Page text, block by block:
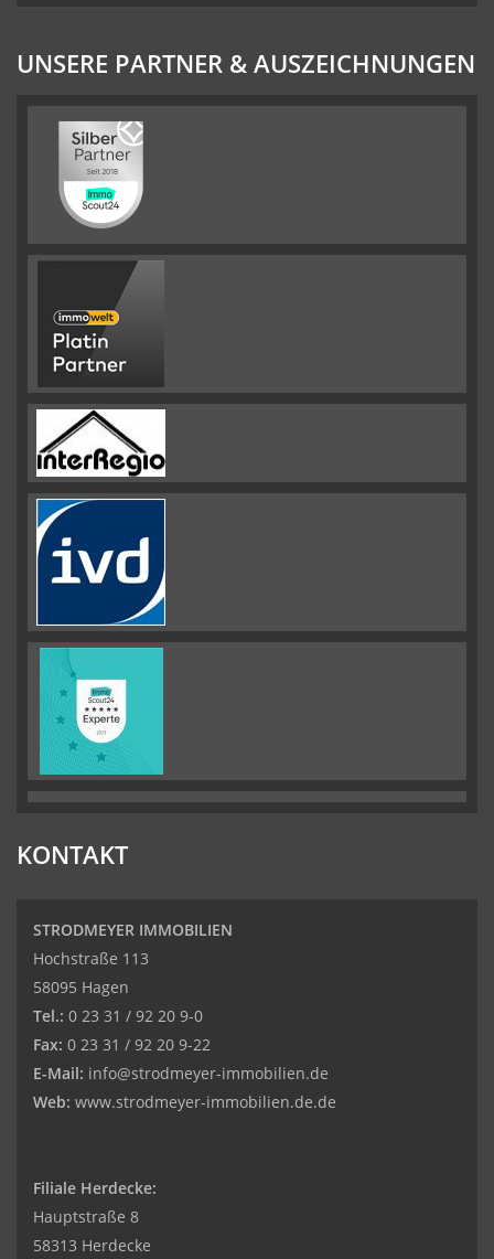
UNSERE PARTNER & AUSZEICHNUNGEN
KONTAKT
STRODMEYER IMMOBILIEN
Hochstraße 113
58095 Hagen
Tel.: 0 23 31 / 92 20 9-0
Fax: 0 23 31 / 92 20 9-22
E-Mail: info@strodmeyer-immobilien.de
Web: www.strodmeyer-immobilien.de.de
Filiale Herdecke:
Hauptstraße 8
58313 Herdecke